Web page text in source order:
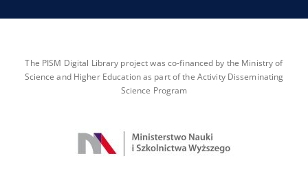
The PISM Digital Library project was co-financed by the Ministry of
Science and Higher Education as part of the Activity Disseminating
Science Program